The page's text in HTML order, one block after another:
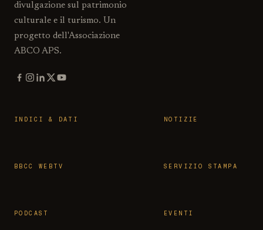
divulgazione sul patrimonio
culturale e il turismo. Un
progetto dell'Associazione
ABCO APS.
INDICI & DATI NOTIZIE
BBCC WEBTV SERVIZIO STAMPA
PODCAST EVENTI